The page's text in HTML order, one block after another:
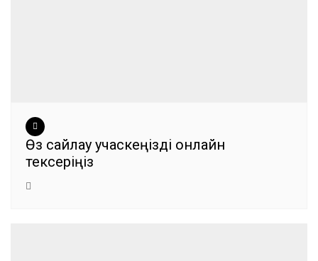
Өз сайлау учаскеңізді онлайн
тексеріңіз